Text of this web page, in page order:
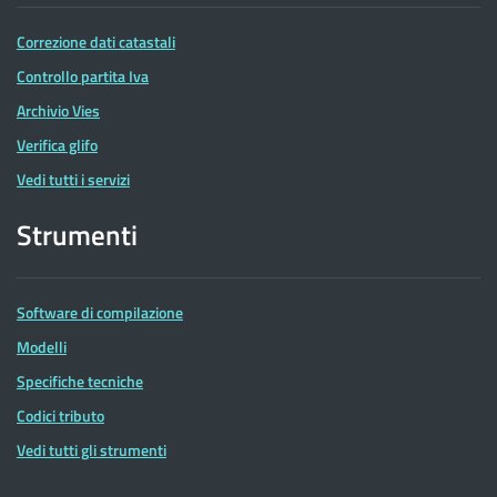
Correzione dati catastali
Controllo partita Iva
Archivio Vies
Verifica glifo
Vedi tutti i servizi
Strumenti
Software di compilazione
Modelli
Specifiche tecniche
Codici tributo
Vedi tutti gli strumenti